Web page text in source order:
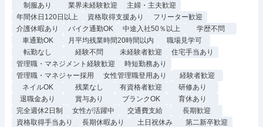
制服あり 業界未経験歓迎
主婦・主夫歓迎
年間休日120日以上
資格取得支援あり
フリーター歓迎
介護休暇あり
バイク通勤OK 中途入社50％以上
学歴不問
車通勤OK
月平均残業時間20時間以内
職場見学可
転勤なし
経験不問 未経験者歓迎
住宅手当あり
管理職・マネジメント経験歓迎
時短勤務あり
管理職・マネジャー採用
女性管理職登用あり
経験者歓迎
ネイルOK
残業なし 有資格者歓迎
研修あり
退職金あり
賞与あり ブランクOK
育休あり
完全週休2日制
女性が活躍中 交通費支給
長期歓迎
資格取得手当あり
長期休暇あり 土日祝休み
第二新卒歓迎